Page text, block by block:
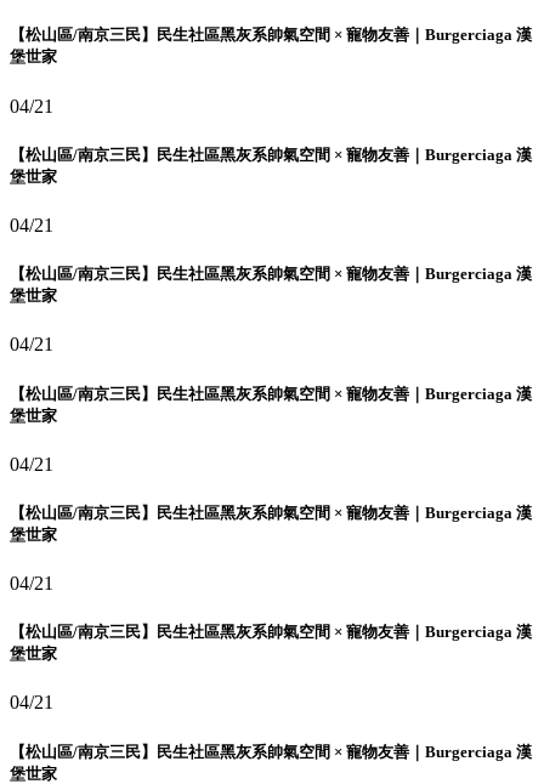
【松山區/南京三民】民生社區黑灰系帥氣空間 × 寵物友善｜Burgerciaga 漢
堡世家
04/21
【松山區/南京三民】民生社區黑灰系帥氣空間 × 寵物友善｜Burgerciaga 漢
堡世家
04/21
【松山區/南京三民】民生社區黑灰系帥氣空間 × 寵物友善｜Burgerciaga 漢
堡世家
04/21
【松山區/南京三民】民生社區黑灰系帥氣空間 × 寵物友善｜Burgerciaga 漢
堡世家
04/21
【松山區/南京三民】民生社區黑灰系帥氣空間 × 寵物友善｜Burgerciaga 漢
堡世家
04/21
【松山區/南京三民】民生社區黑灰系帥氣空間 × 寵物友善｜Burgerciaga 漢
堡世家
04/21
【松山區/南京三民】民生社區黑灰系帥氣空間 × 寵物友善｜Burgerciaga 漢
堡世家